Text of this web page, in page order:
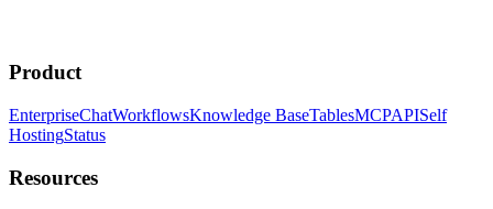
Product
EnterpriseChatWorkflowsKnowledge BaseTablesMCPAPISelf
HostingStatus
Resources